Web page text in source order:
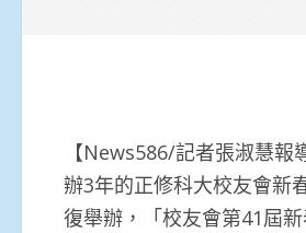
【News586/記者張淑慧報
辦3年的正修科大校友會新
復舉辦，「校友會第41屆